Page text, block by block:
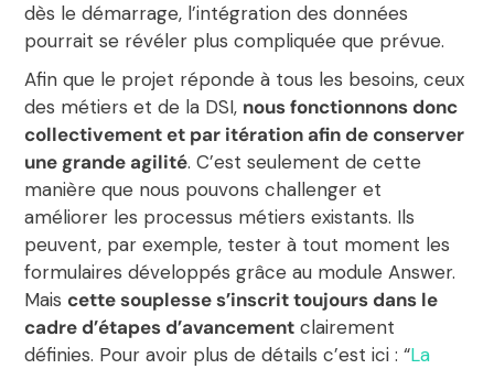
dès le démarrage, l’intégration des données
pourrait se révéler plus compliquée que prévue.
Afin que le projet réponde à tous les besoins, ceux
des métiers et de la DSI, nous fonctionnons donc
collectivement et par itération afin de conserver
une grande agilité. C’est seulement de cette
manière que nous pouvons challenger et
améliorer les processus métiers existants. Ils
peuvent, par exemple, tester à tout moment les
formulaires développés grâce au module Answer.
Mais cette souplesse s’inscrit toujours dans le
cadre d’étapes d’avancement clairement
définies. Pour avoir plus de détails c’est ici : “La